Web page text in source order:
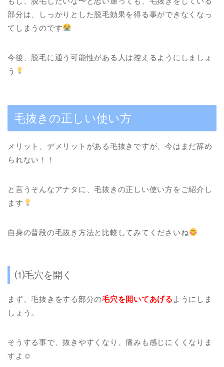
部分は、しっかりとした脱毛効果を得る事ができなくなっ
てしまうのです
今後、脱毛に通う可能性がある人は控えるようにしましょ
う
毛抜きの正しい使い方
メリット、デメリットがある毛抜きですが、今はまだ辞め
られない！！
と言うそんなアナタに、毛抜きの正しい使い方をご紹介し
ます
自身の普段の毛抜き方法と比較してみてくださいね
⑴毛穴を開く
まず、毛抜きをする部分の毛穴を開いてあげる ようにしま
しょう。
そうする事で、抜きやすくなり、痛みも感じにくくなりま
すよ☺︎